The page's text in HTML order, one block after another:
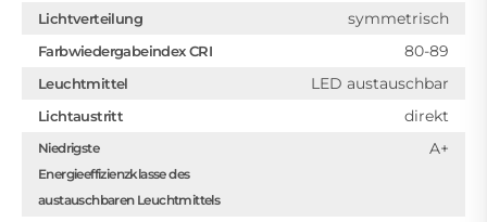
Lichtverteilung symmetrisch
Farbwiedergabeindex CRI 80-89
Leuchtmittel LED austauschbar
Lichtaustritt direkt
Niedrigste
Energieeffizienzklasse des
austauschbaren Leuchtmittels
A+